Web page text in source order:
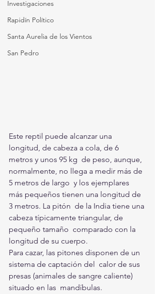
Investigaciones
Rapidín Político
Santa Aurelia de los Vientos
San Pedro
Este reptil puede alcanzar una
longitud, de cabeza a cola, de 6
metros y unos 95 kg  de peso, aunque,
normalmente, no llega a medir más de
5 metros de largo  y los ejemplares
más pequeños tienen una longitud de
3 metros. La pitón  de la India tiene una
cabeza típicamente triangular, de
pequeño tamaño  comparado con la
longitud de su cuerpo.
Para cazar, las pitones disponen de un
sistema de captación del  calor de sus
presas (animales de sangre caliente)
situado en las  mandíbulas.